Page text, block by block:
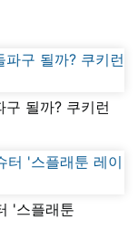
될까? 쿠키런
'스플래툰